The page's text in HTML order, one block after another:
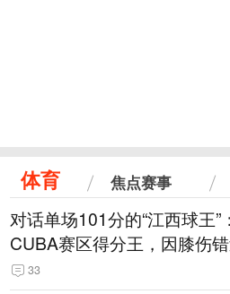
体育 焦点赛事
对话单场101分的“江西球王”
CUBA赛区得分王，因膝伤
A选秀
33